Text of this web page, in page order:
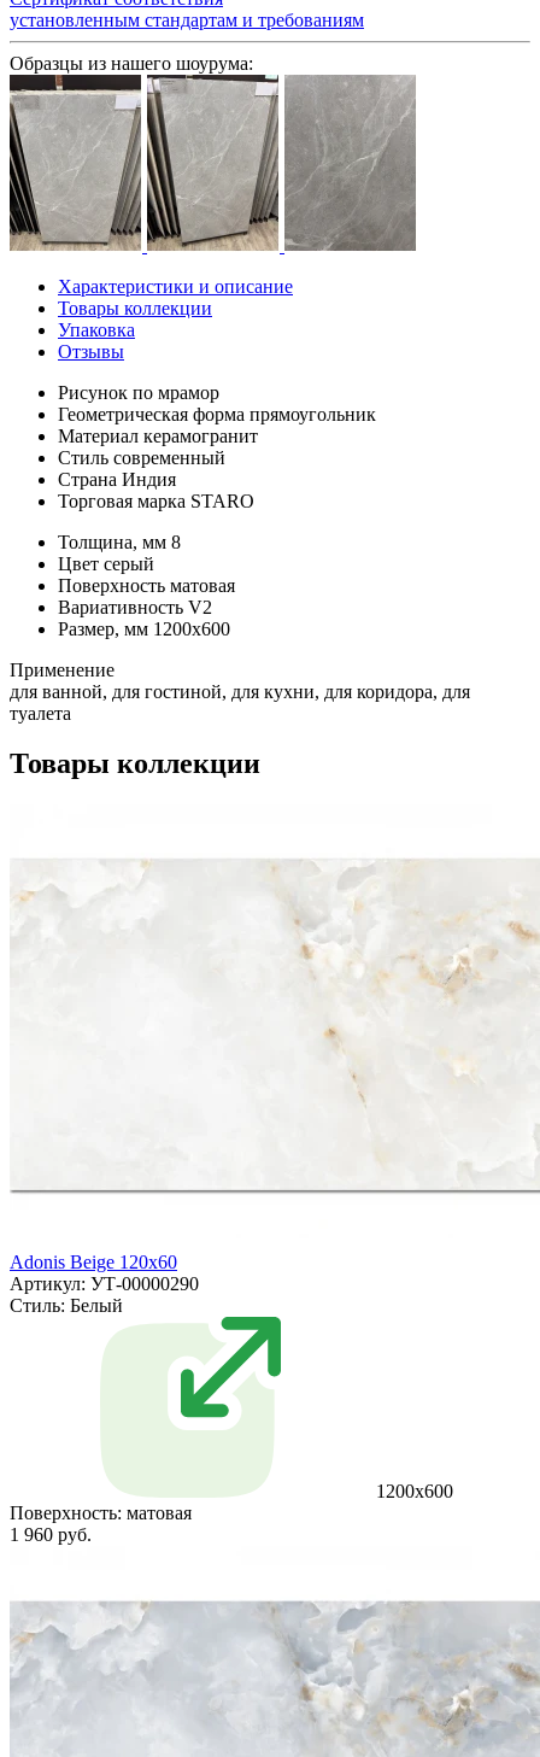
установленным стандартам и требованиям
Образцы из нашего шоурума:
Характеристики и описание
Товары коллекции
Упаковка
Отзывы
Рисунок по мрамор
Геометрическая форма прямоугольник
Материал керамогранит
Стиль современный
Страна Индия
Торговая марка STARO
Толщина, мм 8
Цвет серый
Поверхность матовая
Вариативность V2
Размер, мм 1200х600
Применение
для ванной, для гостиной, для кухни, для коридора, для
туалета
Товары коллекции
Adonis Beige 120x60
Артикул: УТ-00000290
Стиль: Белый
1200х600
Поверхность: матовая
1 960 руб.